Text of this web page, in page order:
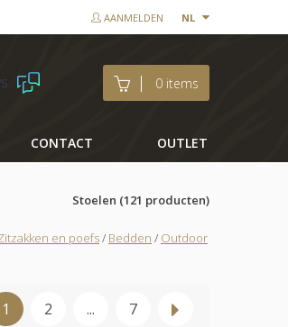
AANMELDEN NL
0 items
CONTACT OUTLET
Stoelen (121 producten)
en poefs/ Bedden / Outdoor
1 2 ... 7